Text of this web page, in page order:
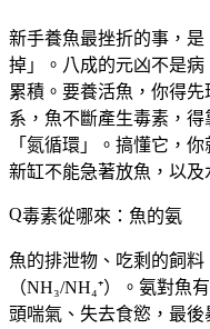
新手養魚最挫折的事，
掉」。八成的元凶不是
累積 。要養活魚，你得
系，魚不斷產生毒素，
「氮循環」。搞懂它，
新缸不能急著放魚，以及
毒素從哪來：魚的氨
魚的排泄物、吃剩的飼
（NH₃/NH₄⁺）
。氨對魚
頭喘氣、失去食慾，最